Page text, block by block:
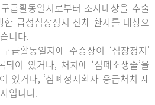
급활동일지로부터 조사대상을 추출
급성심장정지 전체 환자를 대상으
니다.
급활동일지에 주증상이 ‘심장정지’
되어 있거나, 처치에 ‘심폐소생술’을
있거나, ‘심폐정지환자 응급처치 세
입니다.